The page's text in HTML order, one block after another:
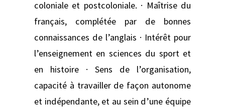
coloniale et postcoloniale. · Maîtrise du
français, complétée par de bonnes
connaissances de l’anglais · Intérêt pour
l’enseignement en sciences du sport et
en histoire · Sens de l’organisation,
capacité à travailler de façon autonome
et indépendante, et au sein d’une équipe